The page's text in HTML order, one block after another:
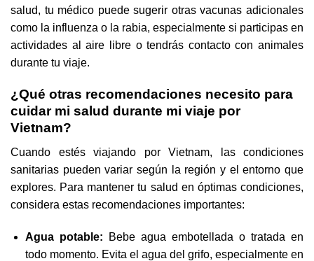
salud, tu médico puede sugerir otras vacunas adicionales
como la influenza o la rabia, especialmente si participas en
actividades al aire libre o tendrás contacto con animales
durante tu viaje.
¿Qué otras recomendaciones necesito para
cuidar mi salud durante mi viaje por
Vietnam?
Cuando estés viajando por Vietnam, las condiciones
sanitarias pueden variar según la región y el entorno que
explores. Para mantener tu salud en óptimas condiciones,
considera estas recomendaciones importantes:
Agua potable: Bebe agua embotellada o tratada en
todo momento. Evita el agua del grifo, especialmente en